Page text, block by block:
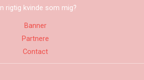
rigtig kvinde som mig?
Banner
Partnere
Contact